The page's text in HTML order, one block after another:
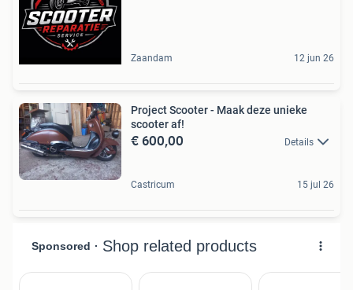
Zaandam 12 jun 26
Project Scooter - Maak deze unieke
scooter af!
€ 600,00 Details
Castricum 15 jul 26